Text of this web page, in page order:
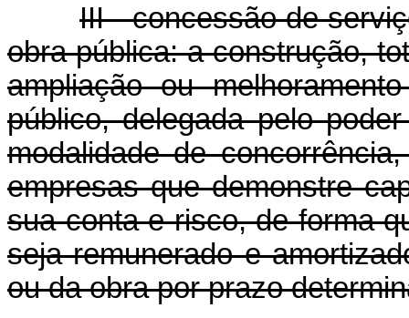
III - concessão de
obra pública: a construção,
ampliação ou
público, delegada pelo
modalidade de
empresas que demonstre
sua conta e risco, de forma
seja remunerado e
ou da obra por prazo